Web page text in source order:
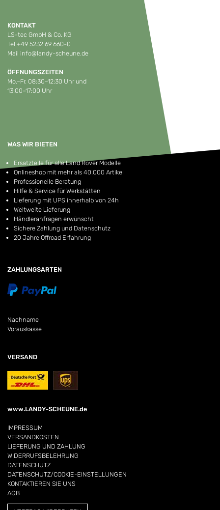
KONTAKT
LS-tec GmbH & Co. KG
Tel +49 5232 69 660-0
Mail info@landy-scheune.de
ÖFFNUNGSZEITEN
Mo.–Fr. 08:30–12:30 Uhr und
13:00–17:00 Uhr
WAS WIR BIETEN
Ersatzteile für alle Land Rover Modelle
Onlineshop mit mehr als 40.000 Artikel
Professionelle Beratung
Hilfe & Service für Werkstätten
Lieferung mit UPS innerhalb von 24h
Weltweite Lieferung
Händleranfragen erwünscht
Sichere Zahlung und Datenschutz
20 Jahre Offroad Erfahrung
ZAHLUNGSARTEN
Nachname
Vorauskasse
VERSAND
www.LANDY-SCHEUNE.de
IMPRESSUM
VERSANDKOSTEN
LIEFERUNG UND ZAHLUNG
WIDERRUFSBELEHRUNG
DATENSCHUTZ
DATENSCHUTZ/COOKIE-EINSTELLUNGEN
KONTAKTIEREN SIE UNS
AGB